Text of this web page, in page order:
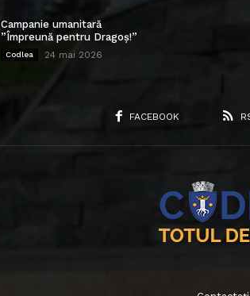
Campanie umanitară
”Împreună pentru Dragoș!”
Codlea 24 mai 2026
FACEBOOK